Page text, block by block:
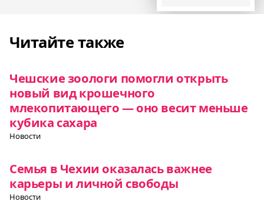
Читайте также
Чешские зоологи помогли открыть
новый вид крошечного
млекопитающего — оно весит меньше
кубика сахара
Новости
Семья в Чехии оказалась важнее
карьеры и личной свободы
Новости